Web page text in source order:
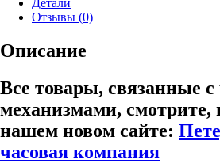
Отзывы (0)
Описание
Все товары, связанные
механизмами, смотрите,
нашем новом сайте:
часовая компания